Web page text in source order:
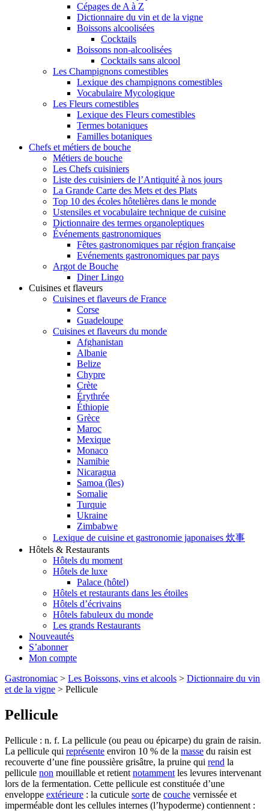
Cépages de A à Z
Dictionnaire du vin et de la vigne
Boissons alcoolisées
Cocktails
Boissons non-alcoolisées
Cocktails sans alcool
Les Champignons comestibles
Lexique des champignons comestibles
Vocabulaire Mycologique
Les Fleurs comestibles
Lexique des Fleurs comestibles
Termes botaniques
Familles botaniques
Chefs et métiers de bouche
Métiers de bouche
Les Chefs cuisiniers
Liste des cuisiniers de l’Antiquité à nos jours
La Grande Carte des Mets et des Plats
Top 10 des écoles hôtelières dans le monde
Ustensiles et vocabulaire technique de cuisine
Dictionnaire des termes organoleptiques
Événements gastronomiques
Fêtes gastronomiques par région française
Evénements gastronomiques par pays
Argot de Bouche
Diner Lingo
Cuisines et flaveurs
Cuisines et flaveurs de France
Corse
Guadeloupe
Cuisines et flaveurs du monde
Afghanistan
Albanie
Belize
Chypre
Crète
Érythrée
Éthiopie
Grèce
Maroc
Mexique
Monaco
Namibie
Nicaragua
Samoa (îles)
Somalie
Turquie
Ukraine
Zimbabwe
Lexique de cuisine et gastronomie japonaises 炊事
Hôtels & Restaurants
Hôtels du moment
Hôtels de luxe
Palace (hôtel)
Hôtels et restaurants dans les étoiles
Hôtels d’écrivains
Hôtels fabuleux du monde
Les grands Restaurants
Nouveautés
S’abonner
Mon compte
Gastronomiac > Les Boissons, vins et alcools > Dictionnaire du vin
et de la vigne > Pellicule
Pellicule
Pellicule : n. f. La pellicule (ou peau ou épicarpe) du grain de raisin.
La pellicule qui représente environ 10 % de la masse du raisin est
recouverte d’une fine poussière grisâtre, la pruine qui rend la
pellicule non mouillable et retient notamment les levures intervenant
lors de la fermentation. Cette pellicule est constituée d’une
enveloppe extérieure : la cuticule sorte de couche vernissée et
imperméable dont les cellules internes (l’hypoderme) contiennent :